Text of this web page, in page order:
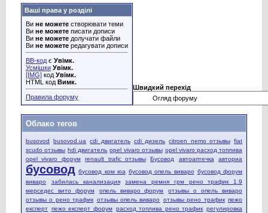
Ваші права у розділі
Ви не можете створювати теми
Ви не можете писати дописи
Ви не можете долучати файли
Ви не можете редагувати дописи
BB-код є Увімк.
Усмішки Увімк.
[IMG] код Увімк.
HTML код Вимк.
Правила форуму
Швидкий перехід
Облако тегов
busovod busovod.ua cdi двигатель cdi дизель citroen nemo отзывы fiat
scudo отзывы hdi двигатель opel vivaro отзывы opel vivaro расход топлива
opel vivaro форум
renault trafic отзывы Бусовод автоаптечка авториа
бусовод бусовод ком юа бусовод опель виваро бусовод форум
виваро
забилась канализация
замена ремня грм рено трафик 1.9
мерседес вито форум
опель виваро форум
отзывы о опель виваро
отзывы о рено трафик отзывы опель виваро отзывы рено трафик пежо
експерт пежо експерт форум расход топлива рено трафик регулировка